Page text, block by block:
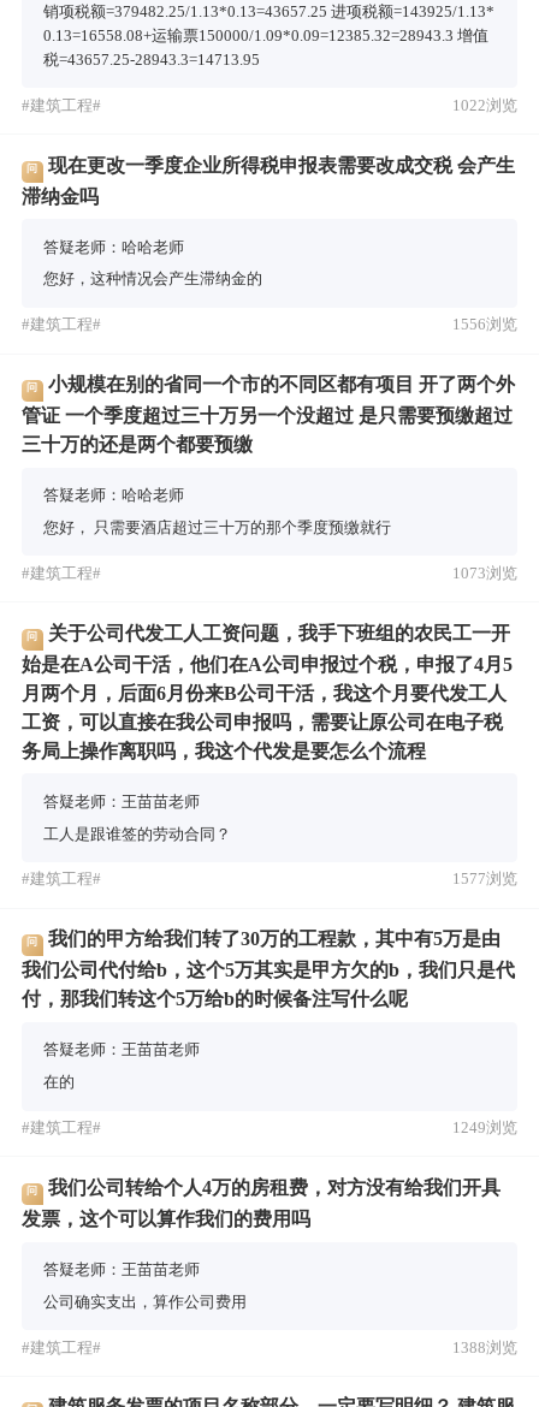
销项税额=379482.25/1.13*0.13=43657.25 进项税额=143925/1.13*
0.13=16558.08+运输票150000/1.09*0.09=12385.32=28943.3 增值
税=43657.25-28943.3=14713.95
#建筑工程# 1022浏览
问
现在更改一季度企业所得税申报表需要改成交税 会产生
滞纳金吗
答疑老师：哈哈老师
您好，这种情况会产生滞纳金的
#建筑工程# 1556浏览
问
小规模在别的省同一个市的不同区都有项目 开了两个外
管证 一个季度超过三十万另一个没超过 是只需要预缴超过
三十万的还是两个都要预缴
答疑老师：哈哈老师
您好， 只需要酒店超过三十万的那个季度预缴就行
#建筑工程# 1073浏览
问
关于公司代发工人工资问题，我手下班组的农民工一开
始是在A公司干活，他们在A公司申报过个税，申报了4月5
月两个月，后面6月份来B公司干活，我这个月要代发工人
工资，可以直接在我公司申报吗，需要让原公司在电子税
务局上操作离职吗，我这个代发是要怎么个流程
答疑老师：王苗苗老师
工人是跟谁签的劳动合同？
#建筑工程# 1577浏览
问
我们的甲方给我们转了30万的工程款，其中有5万是由
我们公司代付给b，这个5万其实是甲方欠的b，我们只是代
付，那我们转这个5万给b的时候备注写什么呢
答疑老师：王苗苗老师
在的
#建筑工程# 1249浏览
问
我们公司转给个人4万的房租费，对方没有给我们开具
发票，这个可以算作我们的费用吗
答疑老师：王苗苗老师
公司确实支出，算作公司费用
#建筑工程# 1388浏览